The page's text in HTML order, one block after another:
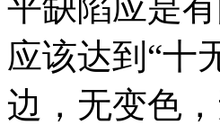
应该达到“十
边，无变色